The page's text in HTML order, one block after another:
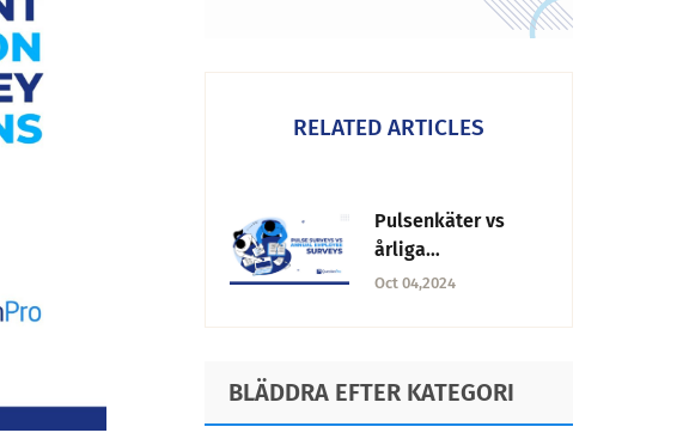
RELATED ARTICLES
Pulsenkäter vs
årliga
medarbetarunders
ska man använda?
Oct 04,2024
BLÄDDRA EFTER KATEGORI